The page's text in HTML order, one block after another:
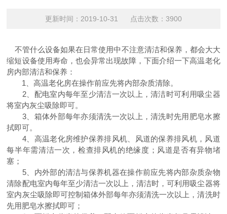
更新时间：2019-10-31 点击次数：3900
不管什么设备如果在日常使用中不注意清洁和保养，都会大大
缩短设备使用寿命，也会异常出现故障，下面介绍一下高温老化
房内部清洁和保养：
1、高温老化房在操作前应先将内部杂质清除。
2、配电室内每年至少清洁一次以上，清洁时可利用吸尘器
将室内灰尘吸除即可。
3、箱体外部每年亦须清洗一次以上，清洗时先用肥皂水擦
拭即可。
4、高温老化房维护保养排风机、风道的保养排风机，风道
每半年需清洁一次，检查排风机的绝缘度；风道是否有异物堵
塞；
5、内外部的清洁与保养机器在操作前应先将内部杂质杂物
清除配电室内每年至少清洁一次以上，清洁时，可利用吸尘器将
室内灰尘吸除即可控制箱体外部每年亦须清洗一次以上，清洗时
先用肥皂水擦拭即可；